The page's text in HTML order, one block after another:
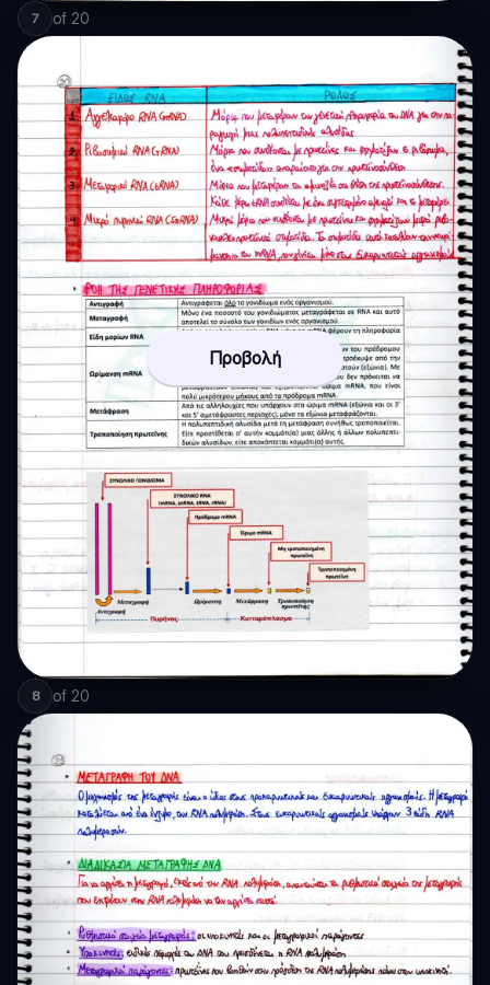
7 of 20
Προβολή
8 of 20